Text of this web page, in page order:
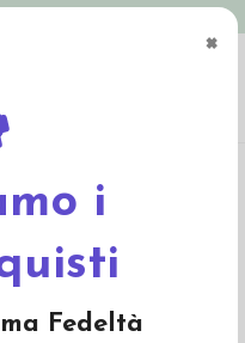
×
i
Fedeltà